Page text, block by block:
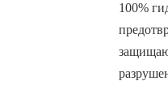
100%